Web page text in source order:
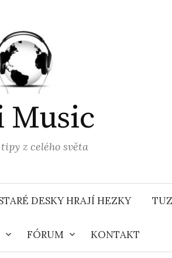
Music
z celého světa
DESKY HRAJÍ HEZKY
FÓRUM KONTAKT